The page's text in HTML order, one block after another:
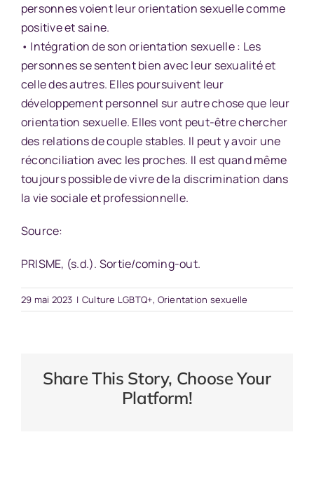
personnes voient leur orientation sexuelle comme
positive et saine.
• Intégration de son orientation sexuelle : Les
personnes se sentent bien avec leur sexualité et
celle des autres. Elles poursuivent leur
développement personnel sur autre chose que leur
orientation sexuelle. Elles vont peut-être chercher
des relations de couple stables. Il peut y avoir une
réconciliation avec les proches. Il est quand même
toujours possible de vivre de la discrimination dans
la vie sociale et professionnelle.
Source:
PRISME, (s.d.). Sortie/coming-out.
29 mai 2023 | Culture LGBTQ+, Orientation sexuelle
Share This Story, Choose Your
Platform!